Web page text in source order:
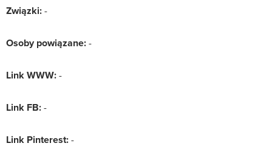
Związki:-
Osoby powiązane:-
Link WWW:-
Link FB:-
Link Pinterest:-